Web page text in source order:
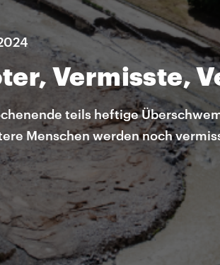
Vermisste,
teils heftige
Menschen werden noch